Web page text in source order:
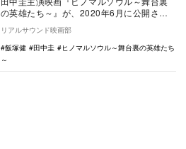
の英雄たち～』が、2020年6月に公開され
ることが決定した。 本作は、1998年長野
五…
リアルサウンド映画部
飯塚健
田中圭
ヒノマルソウル～舞台裏の英雄たち
～